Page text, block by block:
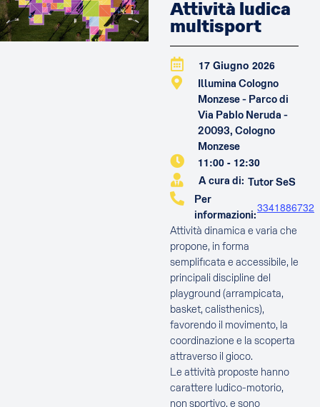
Attività ludica
multisport
17 Giugno 2026
Illumina Cologno
Monzese - Parco di
Via Pablo Neruda -
20093, Cologno
Monzese
11:00 - 12:30
A cura di: Tutor SeS
Per
informazioni:
3341886732
Attività dinamica e varia che
propone, in forma
semplificata e accessibile, le
principali discipline del
playground (arrampicata,
basket, calisthenics),
favorendo il movimento, la
coordinazione e la scoperta
attraverso il gioco.
Le attività proposte hanno
carattere ludico-motorio,
non sportivo, e sono